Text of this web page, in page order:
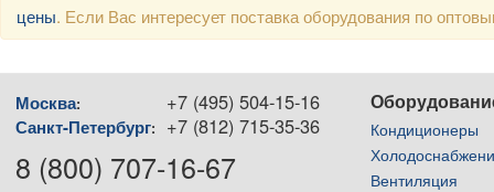
цены. Если Вас интересует поставка оборудования по
Москва: +7 (495) 504-15-16
Санкт-Петербург: +7 (812) 715-35-36
8 (800) 707-16-67
Кондиционеры
Вентиляция